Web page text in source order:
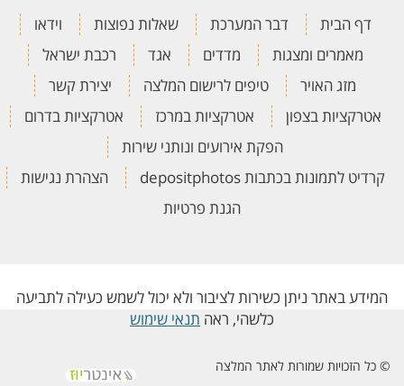
דף הבית דבר המערכת שאלות נפוצות
וידאו
מאמרים ומצגות
מדדים אגד
רכבת ישראל
מזג האויר
טיפים לרישום המלצה
יצירת קשר
אטרקציות בצפון
אטרקציות במרכז
אטרקציות בדרום
הפקת אירועים ונותני שירות
קרדיט לתמונות בכתבות depositphotos
הצהרת נגישות
הגנת פרטיות
המידע באתר ניתן כשירות לציבור ולא יכול לשמש כעילה לתביעה
כלשהי, ראה תנאי שימוש
© כל הזכויות שמורות לאתר המלצה